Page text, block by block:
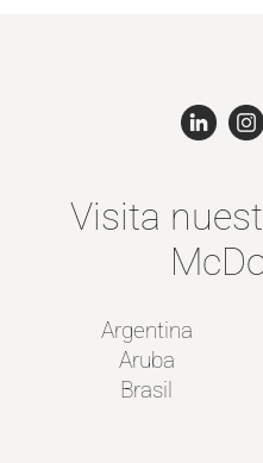
Visita
Argentina
Aruba
Brasil